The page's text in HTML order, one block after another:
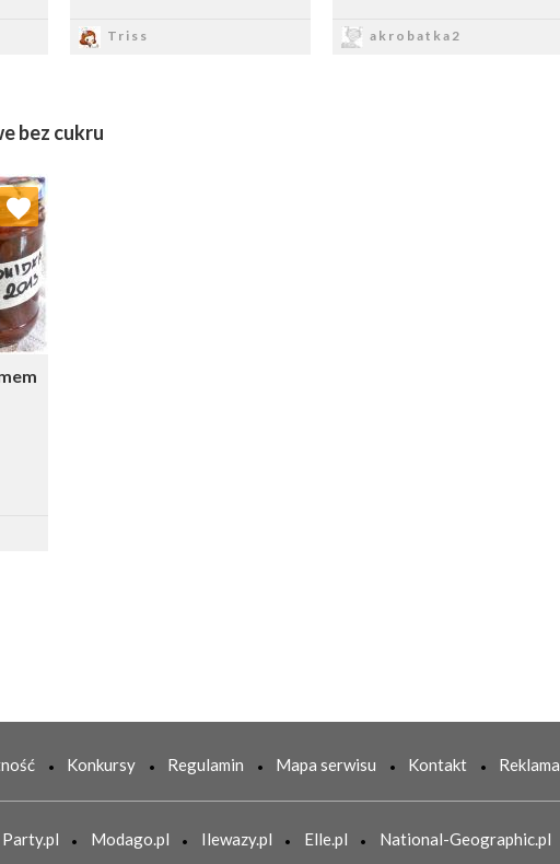
Triss akrobatka2
bez cukru
Konkursy Regulamin Mapa serwisu Kontakt Reklama
Party.pl Modago.pl Ilewazy.pl Elle.pl National-Geographic.pl